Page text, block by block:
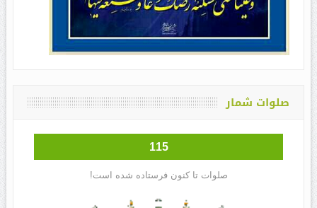
صلوات شمار
115
صلوات تا کنون فرستاده شده است!